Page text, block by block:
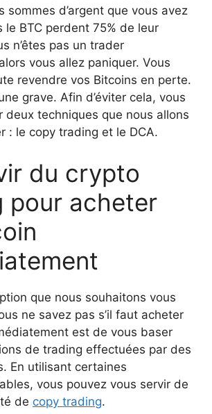
sommes d’argent que vous avez
le BTC perdent 75% de leur
n’êtes pas un trader
vous allez paniquer. Vous
revendre vos Bitcoins en perte.
grave. Afin d’éviter cela, vous
deux techniques que nous allons
: le copy trading et le DCA.
du crypto
pour acheter
que nous souhaitons vous
ne savez pas s’il faut acheter
est de vous baser
de trading effectuées par des
En utilisant certaines
vous pouvez vous servir de
de copy trading.